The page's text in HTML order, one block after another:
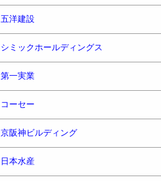
五洋建設
シミックホールディングス
第一実業
コーセー
京阪神ビルディング
日本水産